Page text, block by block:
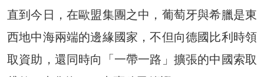
直到今日，在歐盟集團之中，葡萄牙與希臘是東
西地中海兩端的邊緣國家，不但向德國比利時領
取資助，還同時向「一帶一路」擴張的中國索取